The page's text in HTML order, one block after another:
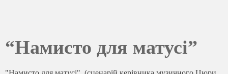
“Намисто для матусі”